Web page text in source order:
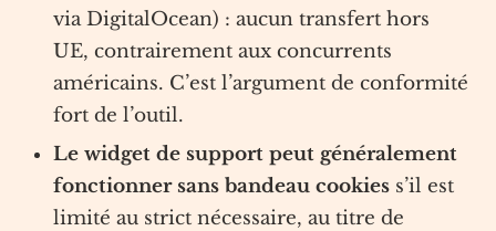
via DigitalOcean) : aucun transfert hors
UE, contrairement aux concurrents
américains. C’est l’argument de conformité
fort de l’outil.
Le widget de support peut généralement
fonctionner sans bandeau cookies s’il est
limité au strict nécessaire, au titre de